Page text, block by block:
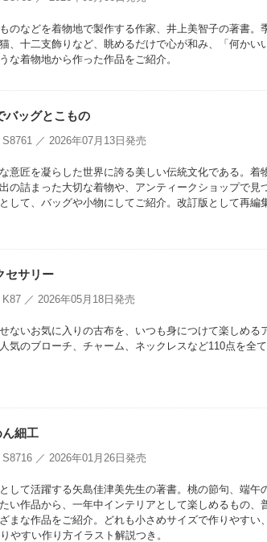
のなどを着物地で製作する作家、井上美智子の著書。
、十二支飾りなど、眺めるだけで心が和み、「何かい
な着物地から作った作品をご紹介。
バッグとこもの
／ 2026年07月13日発売
意匠を凝らした世界に誇る美しい伝統文化である。着
の詰まった大切な着物や、アンティークショップで見
して、バッグや小物にしてご紹介。改訂版として再編
セサリー
／ 2026年05月18日発売
ないお気に入りの古布を、いつも身につけて楽しめる
気のブローチ、チャーム、ネックレスなど110点を全
細工
／ 2026年01月26日発売
して活躍する矢島佳津美先生の著書。桃の節句、端午
い作品から、一年中インテリアとして楽しめるもの、
まな作品をご紹介。どれも小さめサイズで作りやすい
やすい作り方イラスト解説つき。